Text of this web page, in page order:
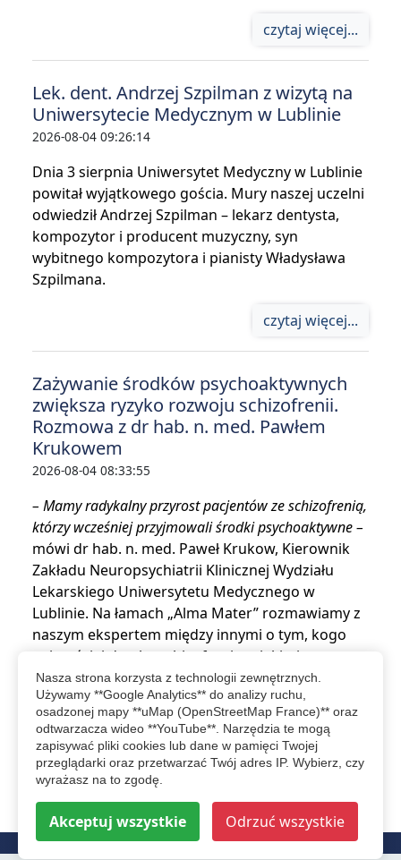
czytaj więcej...
Lek. dent. Andrzej Szpilman z wizytą na
Uniwersytecie Medycznym w Lublinie
2026-08-04 09:26:14
Dnia 3 sierpnia Uniwersytet Medyczny w Lublinie
powitał wyjątkowego gościa. Mury naszej uczelni
odwiedził Andrzej Szpilman – lekarz dentysta,
kompozytor i producent muzyczny, syn
wybitnego kompozytora i pianisty Władysława
Szpilmana.
czytaj więcej...
Zażywanie środków psychoaktywnych
zwiększa ryzyko rozwoju schizofrenii.
Rozmowa z dr hab. n. med. Pawłem
Krukowem
2026-08-04 08:33:55
– Mamy radykalny przyrost pacjentów ze schizofrenią,
którzy wcześniej przyjmowali środki psychoaktywne –
mówi dr hab. n. med. Paweł Krukow, Kierownik
Zakładu Neuropsychiatrii Klinicznej Wydziału
Lekarskiego Uniwersytetu Medycznego w
Lublinie. Na łamach „Alma Mater” rozmawiamy z
naszym ekspertem między innymi o tym, kogo
najczęściej dotyka schizofrenia, z jakimi
wyzwaniami w codzienności mierzą się osoby na
nią chorujące oraz o alarmujących…
czytaj więcej...
więcej relacji
Nasza strona korzysta z technologii zewnętrznych.
Używamy **Google Analytics** do analizy ruchu,
osadzonej mapy **uMap (OpenStreetMap France)** oraz
odtwarzacza wideo **YouTube**. Narzędzia te mogą
zapisywać pliki cookies lub dane w pamięci Twojej
przeglądarki oraz przetwarzać Twój adres IP. Wybierz, czy
wyrażasz na to zgodę.
Akceptuj wszystkie Odrzuć wszystkie